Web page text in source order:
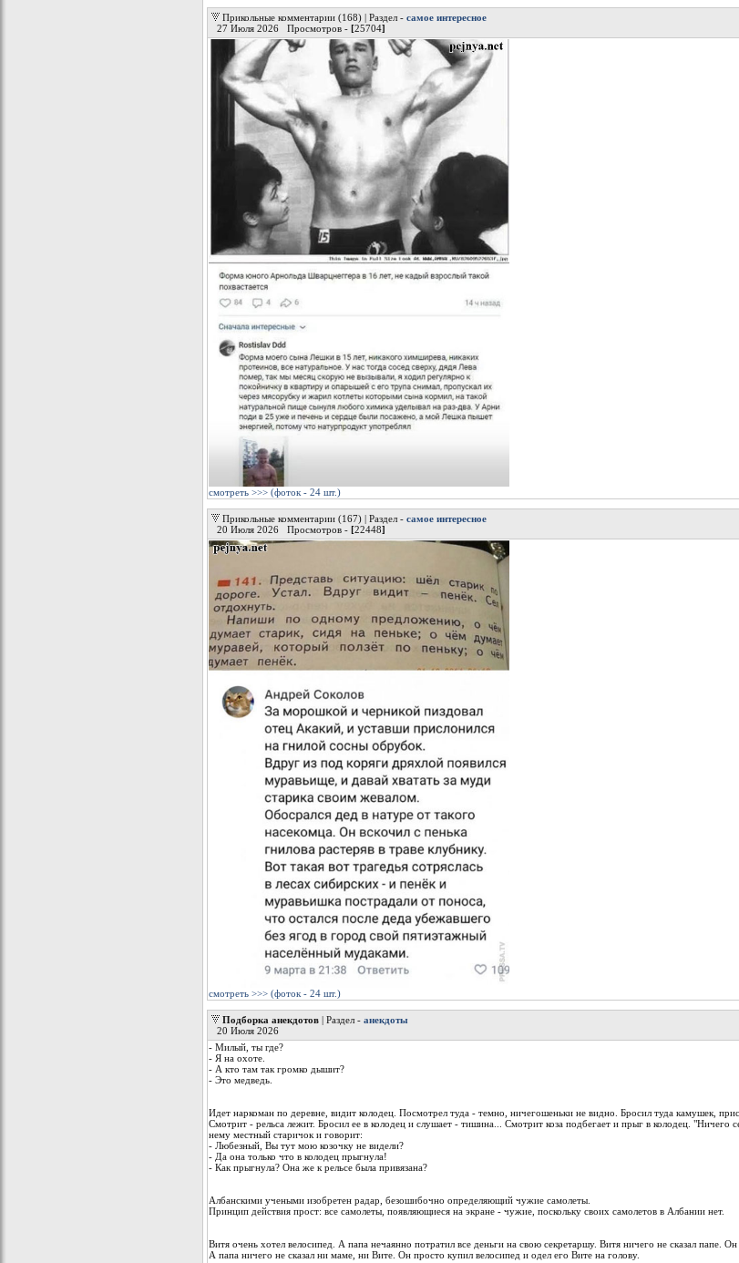
Прикольные комментарии (168) | Раздел - самое интересное
27 Июля 2026 Просмотров - [25704]
смотреть >>> (фоток - 24 шт.)
Прикольные комментарии (167) | Раздел - самое интересное
20 Июля 2026 Просмотров - [22448]
смотреть >>> (фоток - 24 шт.)
Подборка анекдотов | Раздел - анекдоты
20 Июля 2026
- Милый, ты где?
- Я на охоте.
- А кто там так громко дышит?
- Это медведь.
Идет наркоман по деревне, видит колодец. Посмотрел туда - темно, ничегошеньки не видно. Бросил туда камушек,
Смотрит - рельса лежит. Бросил ее в колодец и слушает - тишина... Смотрит коза подбегает и прыг в колодец. "Ничего
нему местный старичок и говорит:
- Любезный, Вы тут мою козочку не видели?
- Да она только что в колодец прыгнула!
- Как прыгнула? Она же к рельсе была привязана?
Албанскими учеными изобретен радар, безошибочно определяющий чужие самолеты.
Принцип действия прост: все самолеты, появляющиеся на экране - чужие, поскольку своих самолетов в Албании нет.
Витя очень хотел велосипед. А папа нечаянно потратил все деньги на свою секретаршу. Витя ничего не сказал папе.
А папа ничего не сказал ни маме, ни Вите. Он просто купил велосипед и одел его Вите на голову.